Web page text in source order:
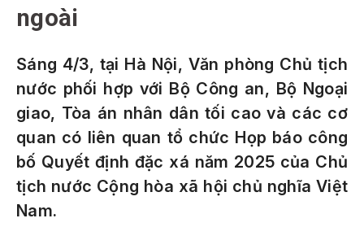
ngoài
Sáng 4/3, tại Hà Nội, Văn phòng Chủ tịch
nước phối hợp với Bộ Công an, Bộ Ngoại
giao, Tòa án nhân dân tối cao và các cơ
quan có liên quan tổ chức Họp báo công
bố Quyết định đặc xá năm 2025 của Chủ
tịch nước Cộng hòa xã hội chủ nghĩa Việt
Nam.